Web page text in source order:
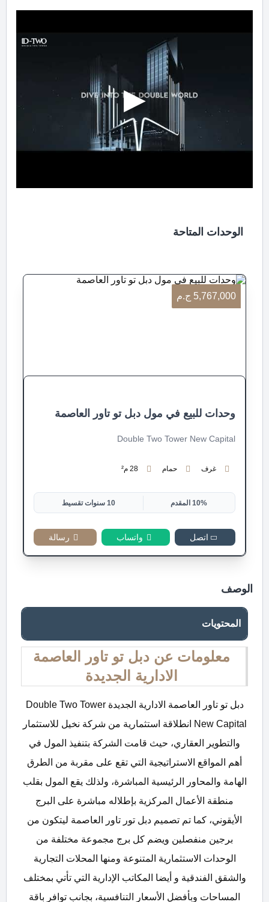
الوحدات المتاحة
5,767,000 ج.م
وحدات للبيع في مول دبل تو تاور العاصمة
Double Two Tower New Capital
غرف حمام 28 م²
10% المقدم 10 سنوات تقسيط
اتصل واتساب رسالة
الوصف
المحتويات
معلومات عن دبل تو تاور العاصمة
الادارية الجديدة
دبل تو تاور العاصمة الادارية الجديدة Double Two Tower
New Capital انطلاقة استثمارية من شركة نخيل للاستثمار
والتطوير العقاري، حيث قامت الشركة بتنفيذ المول في
أهم المواقع الاستراتيجية التي تقع على مقربة من الطرق
الهامة والمحاور الرئيسية المباشرة، ولذلك يقع المول بقلب
منطقة الأعمال المركزية بإطلاله مباشرة على البرج
الأيقوني، كما تم تصميم دبل تور تاور العاصمة ليتكون من
برجين منفصلين ويضم كل برج مجموعة مختلفة من
الوحدات الاستثمارية المتنوعة ومنها المحلات التجارية
والشقق الفندقية و أيضا المكاتب الإدارية التي تأتي بمختلف
المساحات وبأفضل الأسعار التنافسية، بجانب توافر باقة